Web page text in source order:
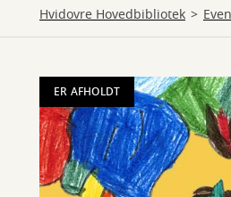
Hvidovre Hovedbibliotek
ER AFHOLDT